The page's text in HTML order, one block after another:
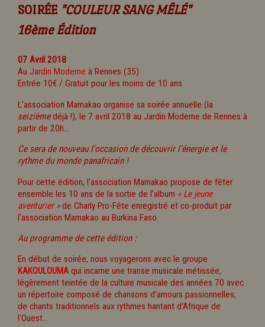
SOIRÉE "COULEUR SANG MÊLÉ"
16ème Édition
07 Avril 2018
Au Jardin Moderne à Rennes (35)
Entrée 10€ / Gratuit pour les moins de 10 ans
L'association Mamakao organise sa soirée annuelle (la
seizièmedéjà !), le 7 avril 2018 au Jardin Moderne de Rennes à
partir de 20h...
Ce sera de nouveau l'occasion de découvrir l'énergie et le
rythme du monde panafricain !
Pour cette édition, l'association Mamakao propose de fêter
ensemble les 10 ans de la sortie de l'album « Le jeune
aventurier »de Charly Pro-Fête enregistré et co-produit par
l'association Mamakao au Burkina Faso.
Au programme de cette édition :
En début de soirée, nous voyagerons avec le groupe
KAKOULOUMA qui incarne une transe musicale métissée,
légèrement teintée de la culture musicale des années 70 avec
un répertoire composé de chansons d'amours passionnelles,
de chants traditionnels aux rythmes hantant d'Afrique de
l'Ouest...